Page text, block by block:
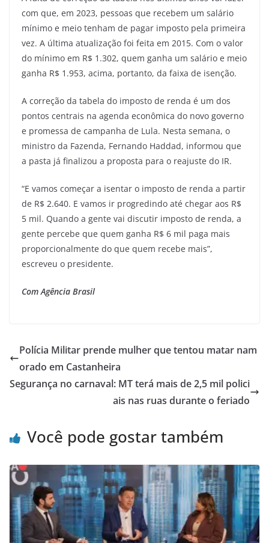
com que, em 2023, pessoas que recebem um salário
mínimo e meio tenham de pagar imposto pela primeira
vez. A última atualização foi feita em 2015. Com o valor
do mínimo em R$ 1.302, quem ganha um salário e meio
ganha R$ 1.953, acima, portanto, da faixa de isenção.
A correção da tabela do imposto de renda é um dos
pontos centrais na agenda econômica do novo governo
e promessa de campanha de Lula. Nesta semana, o
ministro da Fazenda, Fernando Haddad, informou que
a pasta já finalizou a proposta para o reajuste do IR.
“E vamos começar a isentar o imposto de renda a partir
de R$ 2.640. E vamos ir progredindo até chegar aos R$
5 mil. Quando a gente vai discutir imposto de renda, a
gente percebe que quem ganha R$ 6 mil paga mais
proporcionalmente do que quem recebe mais”,
escreveu o presidente.
Com Agência Brasil
Polícia Militar prende mulher que tentou matar nam
orado em Castanheira
Segurança no carnaval: MT terá mais de 2,5 mil polici
ais nas ruas durante o feriado
Você pode gostar também